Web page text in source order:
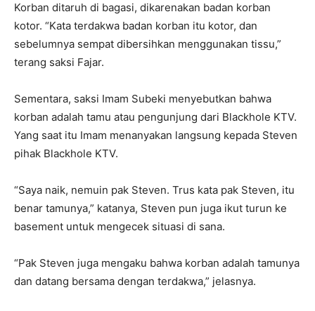
Korban ditaruh di bagasi, dikarenakan badan korban
kotor. “Kata terdakwa badan korban itu kotor, dan
sebelumnya sempat dibersihkan menggunakan tissu,”
terang saksi Fajar.
Sementara, saksi Imam Subeki menyebutkan bahwa
korban adalah tamu atau pengunjung dari Blackhole KTV.
Yang saat itu Imam menanyakan langsung kepada Steven
pihak Blackhole KTV.
“Saya naik, nemuin pak Steven. Trus kata pak Steven, itu
benar tamunya,” katanya, Steven pun juga ikut turun ke
basement untuk mengecek situasi di sana.
“Pak Steven juga mengaku bahwa korban adalah tamunya
dan datang bersama dengan terdakwa,” jelasnya.